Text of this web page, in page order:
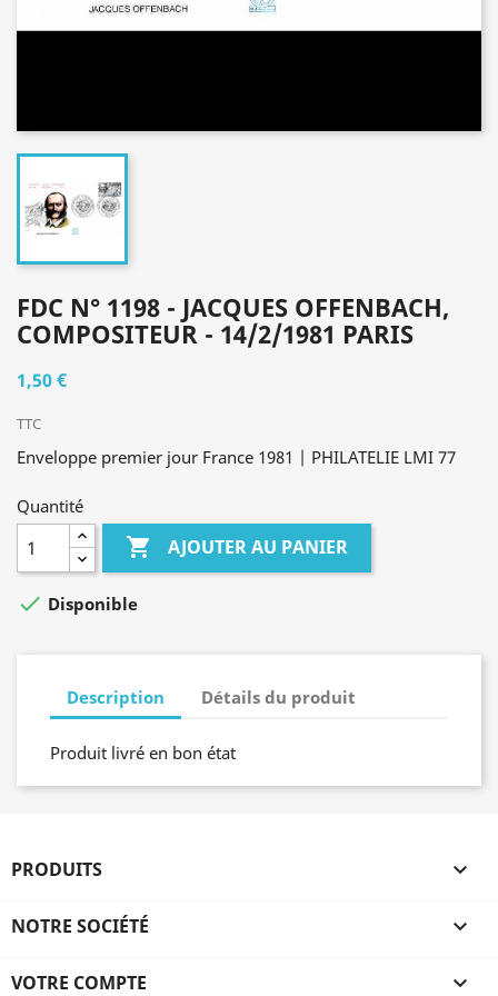
FDC N° 1198 - JACQUES OFFENBACH,
COMPOSITEUR - 14/2/1981 PARIS
1,50 €
TTC
Enveloppe premier jour France 1981 | PHILATELIE LMI 77
Quantité
 AJOUTER AU PANIER
 Disponible
Description Détails du produit
Produit livré en bon état
PRODUITS 
NOTRE SOCIÉTÉ 
VOTRE COMPTE 